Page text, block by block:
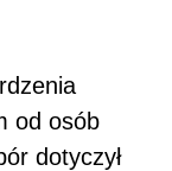
od osób
dotyczył